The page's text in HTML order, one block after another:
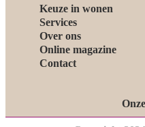
Keuze in wonen
Services
Over ons
Online magazine
Contact